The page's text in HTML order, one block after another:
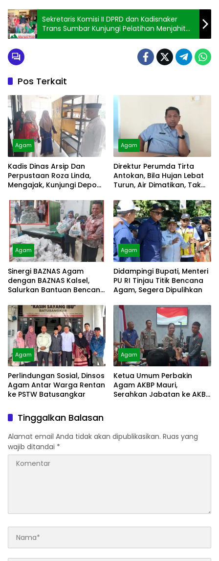
Sekretaris Komisi II DPRD dan Kadisnaker
Trans Sumbar Kunjungi Pelatihan Menjahit
Limapuluh Kota
Pos Terkait
Agam
Kadis Dinas Arsip Dan
Perpustaan Roza Linda,
Mengajak, Kunjungi Depo
Agam
Direktur Perumda Tirta
Antokan, Bila Hujan Lebat
Turun, Air Dimatikan, Tak
Agam
Sinergi BAZNAS Agam
dengan BAZNAS Kalsel,
Salurkan Bantuan Bencana
Agam
Didampingi Bupati, Menteri
PU RI Tinjau Titik Bencana
Agam, Segera Dipulihkan
Agam
Perlindungan Sosial, Dinsos
Agam Antar Warga Rentan
ke PSTW Batusangkar
Agam
Ketua Umum Perbakin
Agam AKBP Mauri,
Serahkan Jabatan ke AKBP
Tinggalkan Balasan
Alamat email Anda tidak akan dipublikasikan. Ruas yang
wajib ditandai *